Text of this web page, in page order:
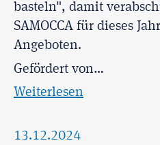
basteln", damit
SAMOCCA für dieses
Angeboten.
Gefördert von…
Weiterlesen
13.12.2024